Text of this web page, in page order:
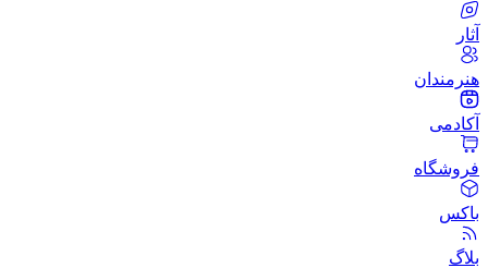
آثار
هنرمندان
آکادمی
فروشگاه
باکس
بلاگ